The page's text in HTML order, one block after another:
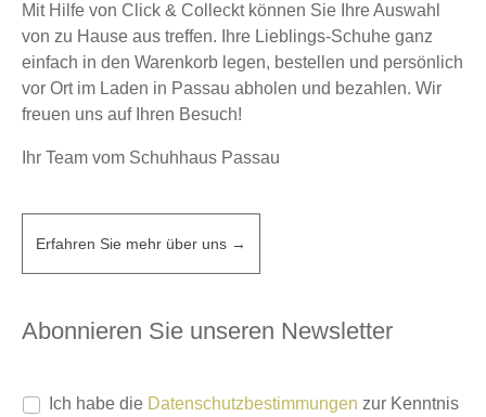
Mit Hilfe von Click & Colleckt können Sie Ihre Auswahl
von zu Hause aus treffen. Ihre Lieblings-Schuhe ganz
einfach in den Warenkorb legen, bestellen und persönlich
vor Ort im Laden in Passau abholen und bezahlen. Wir
freuen uns auf Ihren Besuch!
Ihr Team vom Schuhhaus Passau
Erfahren Sie mehr über uns →
Abonnieren Sie unseren Newsletter
Ich habe die Datenschutzbestimmungen zur Kenntnis